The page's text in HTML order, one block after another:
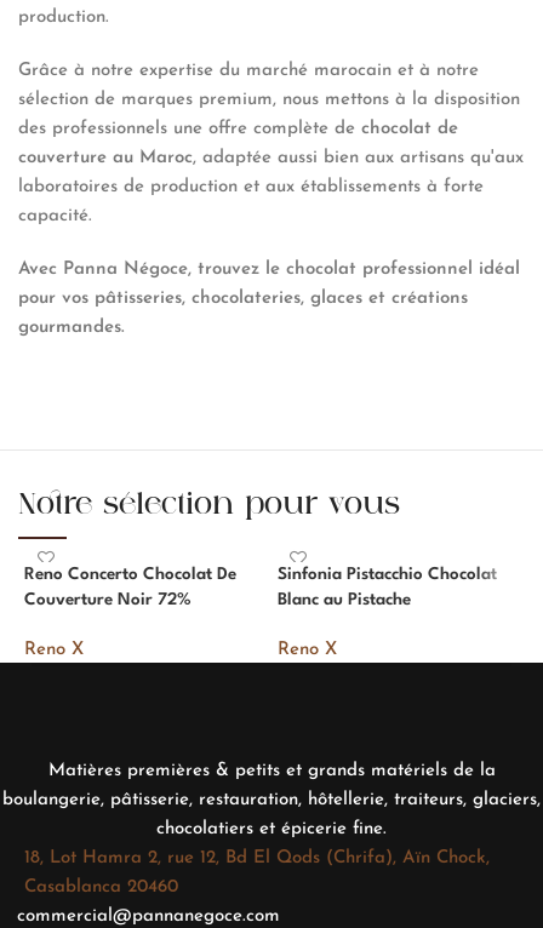
production.
Grâce à notre expertise du marché marocain et à notre
sélection de marques premium, nous mettons à la disposition
des professionnels une offre complète de chocolat de
couverture au Maroc, adaptée aussi bien aux artisans qu'aux
laboratoires de production et aux établissements à forte
capacité.
Avec Panna Négoce, trouvez le chocolat professionnel idéal
pour vos pâtisseries, chocolateries, glaces et créations
gourmandes.
Notre sélection pour vous
Reno Concerto Chocolat De
Couverture Noir 72%
Reno X
Sinfonia Pistacchio Chocolat
Blanc au Pistache
Reno X
Matières premières & petits et grands matériels de la
boulangerie, pâtisserie, restauration, hôtellerie, traiteurs, glaciers,
chocolatiers et épicerie fine.
18, Lot Hamra 2, rue 12, Bd El Qods (Chrifa), Aïn Chock,
Casablanca 20460
commercial@pannanegoce.com